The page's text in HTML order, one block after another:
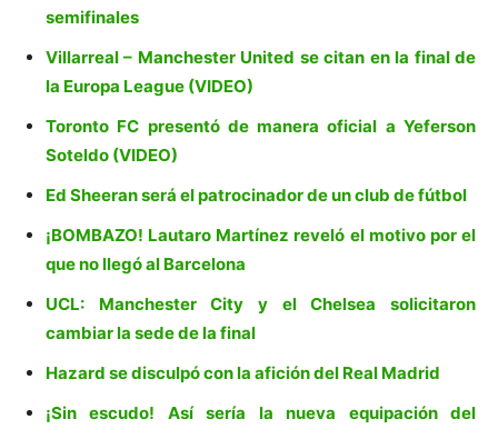
semifinales
Villarreal – Manchester United se citan en la final de
la Europa League (VIDEO)
Toronto FC presentó de manera oficial a Yeferson
Soteldo (VIDEO)
Ed Sheeran será el patrocinador de un club de fútbol
¡BOMBAZO! Lautaro Martínez reveló el motivo por el
que no llegó al Barcelona
UCL: Manchester City y el Chelsea solicitaron
cambiar la sede de la final
Hazard se disculpó con la afición del Real Madrid
¡Sin escudo! Así sería la nueva equipación del